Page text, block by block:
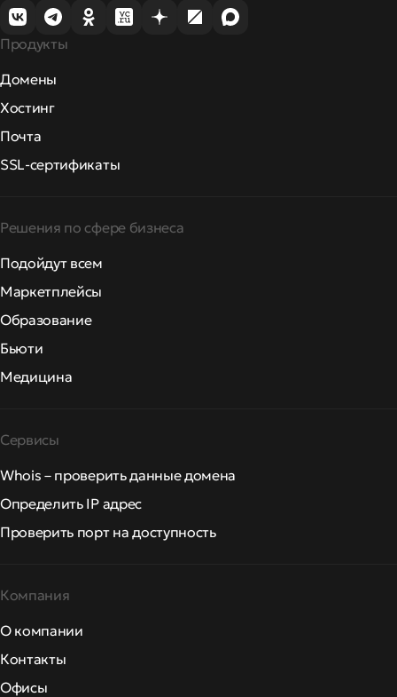
Продукты
Домены
Хостинг
Почта
SSL-сертификаты
Решения по сфере бизнеса
Подойдут всем
Маркетплейсы
Образование
Бьюти
Медицина
Сервисы
Whois – проверить данные домена
Определить IP адрес
Проверить порт на доступность
Компания
О компании
Контакты
Офисы